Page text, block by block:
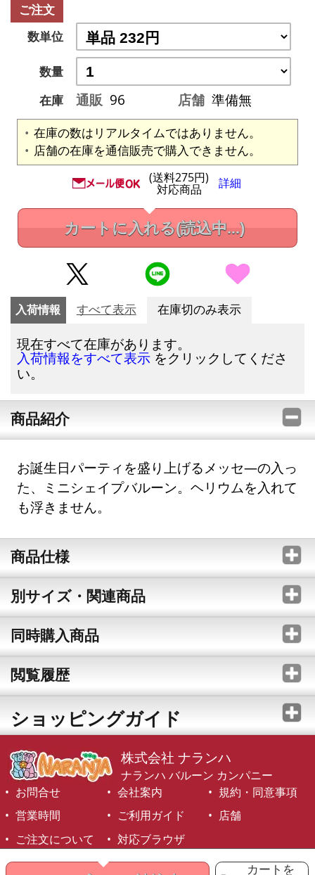
ご注文
数単位
数量
在庫
通販 96 店舗 準備無
在庫の数はリアルタイムではありません。
店舗の在庫を通信販売で購入できません。
(送料275円)
対応商品 詳細
カートに入れる(読込中...)
カートを
入荷情報 すべて表示 在庫切のみ表示
現在すべて在庫があります。
入荷情報をすべて表示 をクリックしてくださ
い。
商品紹介
お誕生日パーティを盛り上げるメッセ―の入っ
た、ミニシェイプバルーン。ヘリウムを入れて
も浮きません。
商品仕様
別サイズ・関連商品
同時購入商品
閲覧履歴
ショッピングガイド
株式会社 ナランハ
ナランハ バルーン カンパニー
お問合せ
会社案内
規約・同意事項
営業時間
ご利用ガイド
店舗
ご注文について
対応ブラウザ
©1999-2026 NARANJA Inc. All Rights Reserved.